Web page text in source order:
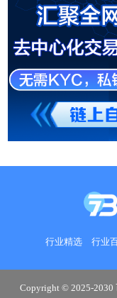
行业精选 行业
Copyright © 2025-2030